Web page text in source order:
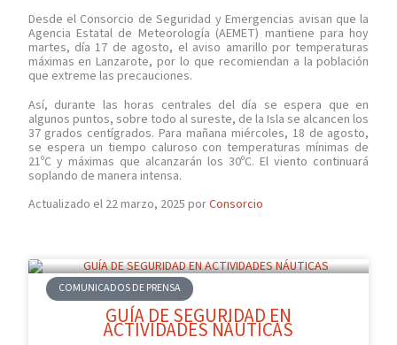
Desde el Consorcio de Seguridad y Emergencias avisan que la
Agencia Estatal de Meteorología (AEMET) mantiene para hoy
martes, día 17 de agosto, el aviso amarillo por temperaturas
máximas en Lanzarote, por lo que recomiendan a la población
que extreme las precauciones.
Así, durante las horas centrales del día se espera que en
algunos puntos, sobre todo al sureste, de la Isla se alcancen los
37 grados centígrados. Para mañana miércoles, 18 de agosto,
se espera un tiempo caluroso con temperaturas mínimas de
21ºC y máximas que alcanzarán los 30ºC. El viento continuará
soplando de manera intensa.
Actualizado el 22 marzo, 2025 porConsorcio
COMUNICADOS DE PRENSA
GUÍA DE SEGURIDAD EN
ACTIVIDADES NÁUTICAS